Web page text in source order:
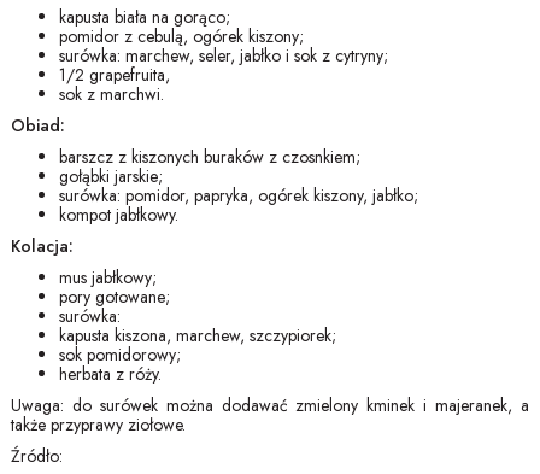
kapusta biała na gorąco;
pomidor z cebulą, ogórek kiszony;
surówka: marchew, seler, jabłko i sok z cytryny;
1/2 grapefruita,
sok z marchwi.
Obiad:
barszcz z kiszonych buraków z czosnkiem;
gołąbki jarskie;
surówka: pomidor, papryka, ogórek kiszony, jabłko;
kompot jabłkowy.
Kolacja:
mus jabłkowy;
pory gotowane;
surówka:
kapusta kiszona, marchew, szczypiorek;
sok pomidorowy;
herbata z róży.
Uwaga: do surówek można dodawać zmielony kminek i majeranek, a
także przyprawy ziołowe.
Źródło: